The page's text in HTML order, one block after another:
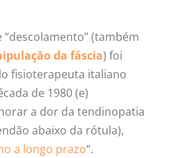
(também
da fáscia) foi
fisioterapeuta italiano
de 1980 (e)
a dor da tendinopatia
abaixo da rótula),
a longo prazo“.